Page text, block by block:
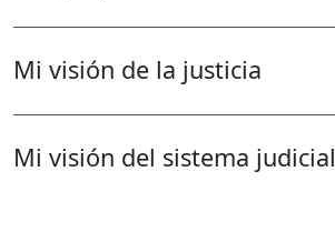
Mi visión de la justicia
Mi visión del sistema judicial